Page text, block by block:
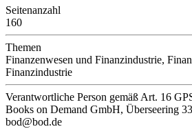
Seitenanzahl
160
Themen
Finanzenwesen und Finanzindustrie,
Finanzindustrie
Verantwortliche Person gemäß Art. 16
Books on Demand GmbH, Überseering
bod@bod.de